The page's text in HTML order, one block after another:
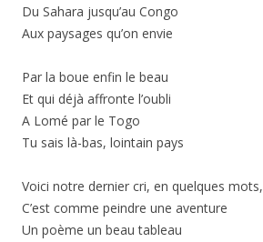
Du Sahara jusqu’au Congo
Aux paysages qu’on envie
Par la boue enfin le beau
Et qui déjà affronte l’oubli
A Lomé par le Togo
Tu sais là-bas, lointain pays
Voici notre dernier cri, en quelques mots,
C’est comme peindre une aventure
Un poème un beau tableau